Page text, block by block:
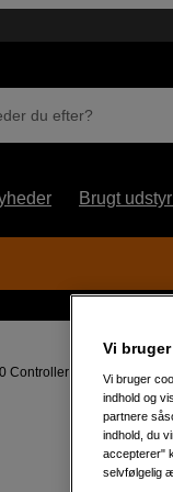
du efter?
Brugt
Controller
Vi
Vi bruger
indhold og
partnere
indhold, du
accepterer"
selvfølgelig